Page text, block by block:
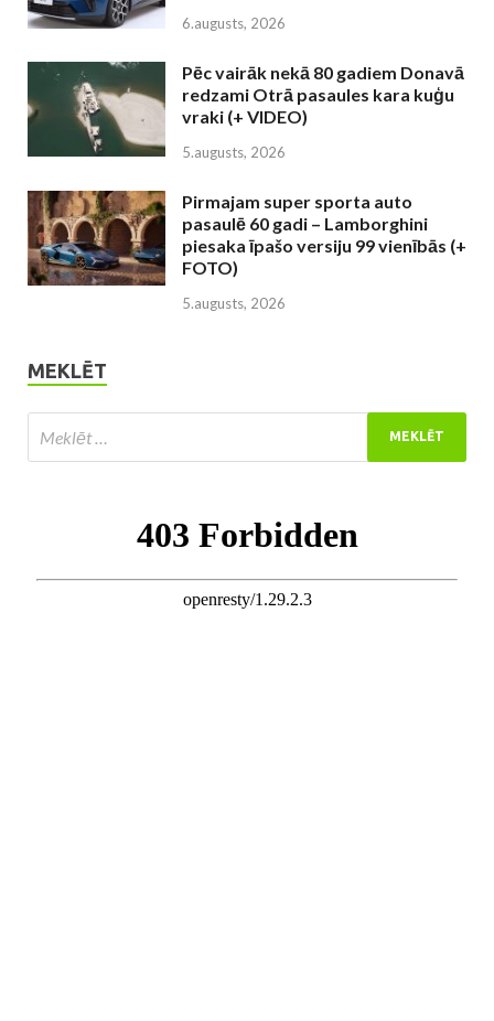
6.augusts, 2026
Pēc vairāk nekā 80 gadiem Donavā
redzami Otrā pasaules kara kuģu
vraki (+ VIDEO)
5.augusts, 2026
Pirmajam super sporta auto
pasaulē 60 gadi – Lamborghini
piesaka īpašo versiju 99 vienībās (+
FOTO)
5.augusts, 2026
MEKLĒT